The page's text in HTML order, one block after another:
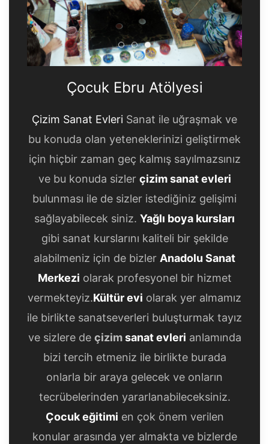
Çocuk Ebru Atölyesi
Çocuk Ebru Atölyesi
Çocuk Ebru Atölyesi
Çocuk Ebru Atölyesi
Çizim Sanat Evleri Sanat ile uğraşmak ve
bu konuda olan yeteneklerinizi geliştirmek
için hiçbir zaman geç kalmış sayılmazsınız
ve bu konuda sizler çizim sanat evleri
bulunması ile de sizler istediğiniz gelişimi
sağlayabilecek siniz. Yağlı boya kursları
gibi sanat kurslarını kaliteli bir şekilde
alabilmeniz için de bizler Anadolu Sanat
Merkezi olarak profesyonel bir hizmet
vermekteyiz.Kültür evi olarak yer almamız
ile birlikte sanatseverleri buluşturmak tayız
ve sizlere de çizimsanat evleri anlamında
bizi tercih etmeniz ile birlikte burada
onlarla bir araya gelecek ve onların
tecrübelerinden yararlanabileceksiniz.
Çocuk eğitimi en çok önem verilen
konular arasında yer almakta ve bizlerde